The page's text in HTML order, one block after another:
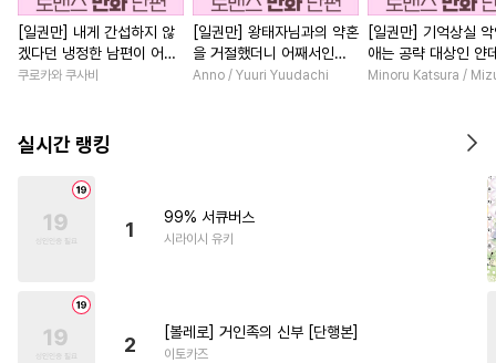
[일권만] 내게 간섭하지 않
겠다던 냉정한 남편이 어째
선지 저만 바라봅니다 [단행
쿠로카와 쿠사비
[일권만] 왕태자님과의 약혼
을 거절했더니 어째서인지
얀데레로 돌변했습니다 [단
Anno / Yuuri Yuudachi
[일권만] 기억상실
애는 공략 대상인 얀
붓 오라버니에게서
Minoru Katsura /
실시간 랭킹
1
99% 서큐버스
시라이시 유키
2
[볼레로] 거인족의 신부 [단행본]
이토카즈